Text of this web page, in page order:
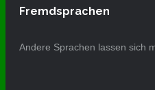
Fremdsprachen
Andere Sprachen lassen sich